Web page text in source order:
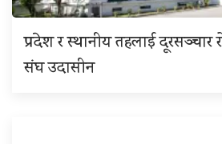
प्रदेश र स्थानीय तहलाई दूरसञ्चार
संघ उदासीन